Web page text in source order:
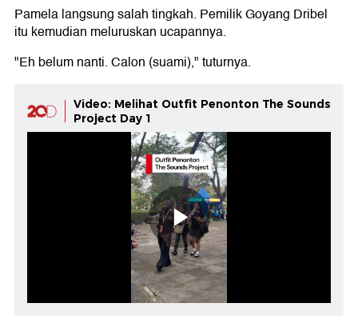
Pamela langsung salah tingkah. Pemilik Goyang Dribel
itu kemudian meluruskan ucapannya.
"Eh belum nanti. Calon (suami)," tuturnya.
Video: Melihat Outfit Penonton The Sounds
Project Day 1